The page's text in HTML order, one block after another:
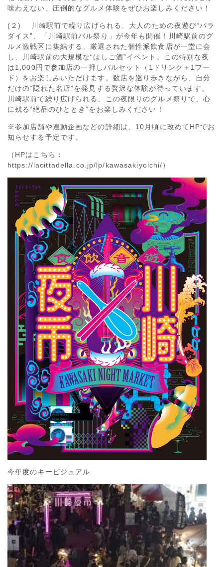
味わえない、圧倒的なグルメ体験をぜひお楽しみください！
(２) 川崎駅前で繰り広げられる、大人のための夜遊び“パラ
ダイス”、「川崎駅前バル祭り」が今年も開催！川崎駅前のグ
ルメ激戦区に集結する、厳選された個性派飲食店が一堂に会
し、川崎駅前の大規模な“はしご酒”イベント。この特別な夜
は1,000円で参加店の一押しバルセット（1ドリンク＋1フー
ド）をお楽しみいただけます。数店を巡り歩きながら、自分
だけの“隠れた名店”を発見する贅沢な体験が待っています。
川崎駅前で繰り広げられる、この夜限りのグルメ祭りで、心
に残る“絶品のひととき”をお楽しみください！
※参加店舗や連動企画などの詳細は、10月頃に改めてHPでお
知らせする予定です。
（HPはこちら：
https://lacittadella.co.jp/lp/kawasakiyoichi/）
今年度のキービジュアル